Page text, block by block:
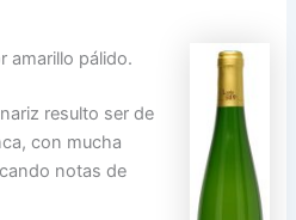
amarillo pálido.
resulto ser de
con mucha
notas de